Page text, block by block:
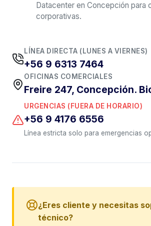
Datacenter en Concepción para
corporativas.
LÍNEA DIRECTA (LUNES A VIERNES)
+56 9 6313 7464
OFICINAS COMERCIALES
Freire 247, Concepción.
URGENCIAS (FUERA DE HORARIO)
+56 9 4176 6556
Línea estricta solo para emergencias
¿Eres cliente y necesitas
técnico?